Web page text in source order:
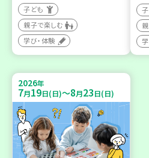
子ども
親子で楽しむ
学び・体験
2026年
7月19日(日)～8月23日(日)